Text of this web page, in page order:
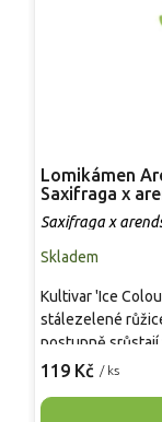
Lomikámen
Saxifraga x
Saxifraga x
Skladem
119 Kč / ks
Kultivar 'Ice
stálezelené
postupně srůstají
vyrůstají krátké
bývá